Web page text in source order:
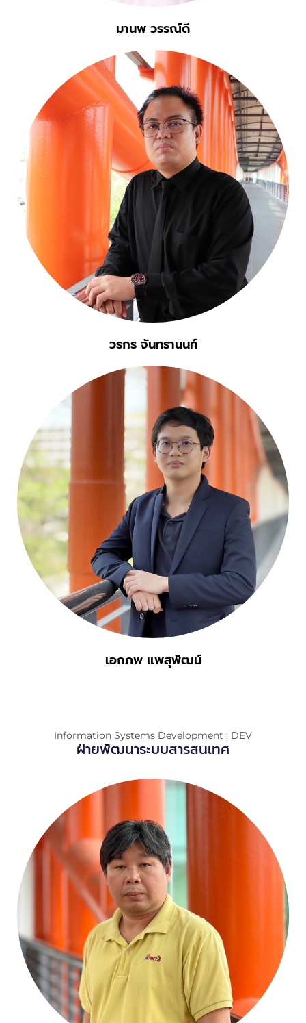
มานพ วรรณ์ดี
วรกร จันทรานนท์
เอกภพ แพสุพัฒน์
Information Systems Development : DEV
ฝ่ายพัฒนาระบบสารสนเทศ